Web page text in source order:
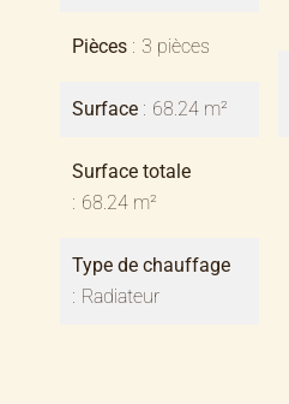
Pièces 3 pièces
Surface 68.24 m²
Surface totale
68.24 m²
Type de chauffage
Radiateur